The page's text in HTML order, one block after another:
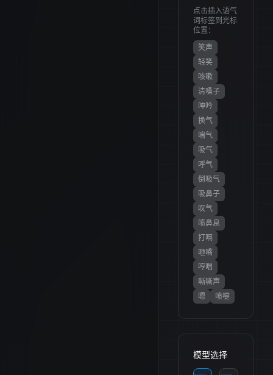
点击插入语气
词标签到光标
位置：
笑声
轻笑
咳嗽
清嗓子
呻吟
换气
喘气
吸气
呼气
倒吸气
吸鼻子
叹气
喷鼻息
打嗝
咂嘴
哼唱
嘶嘶声
嗯
喷嚏
模型选择